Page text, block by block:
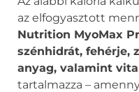
az elfogyasztott
Nutrition MyoMax
szénhidrát, fehérje,
anyag, valamint
tartalmazza –